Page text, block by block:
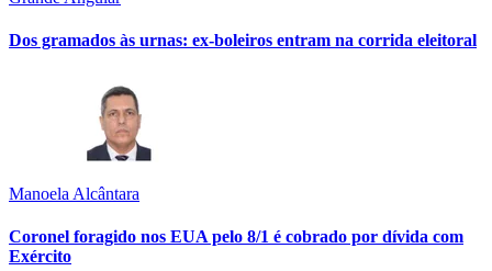
Dos gramados às urnas: ex-boleiros entram na corrida eleitoral
Manoela Alcântara
Coronel foragido nos EUA pelo 8/1 é cobrado por dívida com
Exército